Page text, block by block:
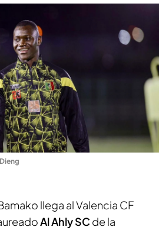
llega al Valencia CF
Al Ahly SC de la